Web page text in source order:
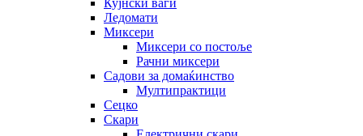
Ледомати
Миксери
Миксери со постоље
Рачни миксери
Садови за домаќинство
Мултипрактици
Сецко
Скари